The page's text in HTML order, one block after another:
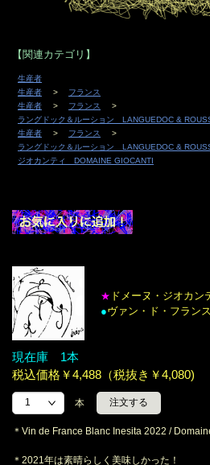
【関連カテゴリ】
生産者
生産者
フランス
生産者
フランス
ラングドック＆ルーション LANGUEDOC &
生産者
フランス
ラングドック＆ルーション LANGUEDOC &
ジオカンティ DOMAINE GIOCANTI
★ ドメーヌ・ジオカン
●ヴァン・ド・フラン
現在庫 1本
税込価格￥4,488（税抜き￥4,080)
本
＊Vin de France Blanc Inesita 2022 /
＊2021年は素晴らしく美味しかった！